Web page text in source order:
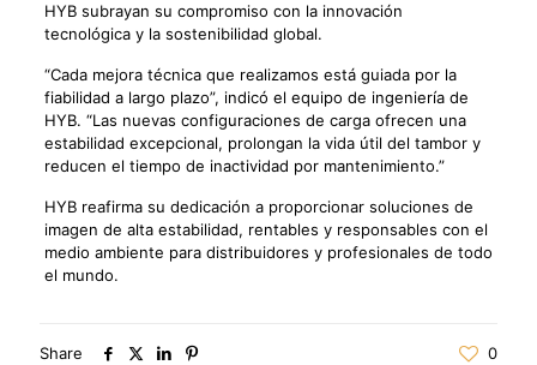
HYB subrayan su compromiso con la innovación
tecnológica y la sostenibilidad global.
“Cada mejora técnica que realizamos está guiada por la
fiabilidad a largo plazo”, indicó el equipo de ingeniería de
HYB. “Las nuevas configuraciones de carga ofrecen una
estabilidad excepcional, prolongan la vida útil del tambor y
reducen el tiempo de inactividad por mantenimiento.”
HYB reafirma su dedicación a proporcionar soluciones de
imagen de alta estabilidad, rentables y responsables con el
medio ambiente para distribuidores y profesionales de todo
el mundo.
Share 0